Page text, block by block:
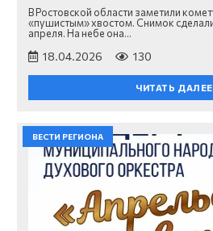
В Ростовской области заметили
«пушистым» хвостом. Снимок
апреля. На небе она…
18.04.2026 130
ЧИТАТЬ ДАЛЕЕ
ВЕСТИ РЕГИОНА